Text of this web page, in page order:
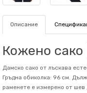
Описание
Кожено сако
Дамско сако от лъскава
Гръдна обиколка: 96 см.
раменете е измерено от